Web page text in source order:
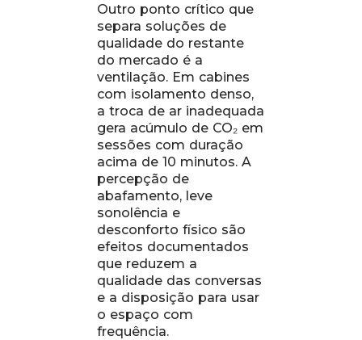
Outro ponto crítico que
separa soluções de
qualidade do restante
do mercado é a
ventilação. Em cabines
com isolamento denso,
a troca de ar inadequada
gera acúmulo de CO₂ em
sessões com duração
acima de 10 minutos. A
percepção de
abafamento, leve
sonolência e
desconforto físico são
efeitos documentados
que reduzem a
qualidade das conversas
e a disposição para usar
o espaço com
frequência.